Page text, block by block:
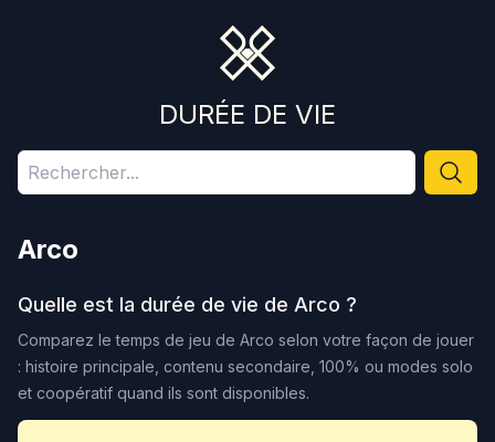
DURÉE DE VIE
Arco
Quelle est la durée de vie de Arco ?
Comparez le temps de jeu de Arco selon votre façon de jouer
: histoire principale, contenu secondaire, 100% ou modes solo
et coopératif quand ils sont disponibles.